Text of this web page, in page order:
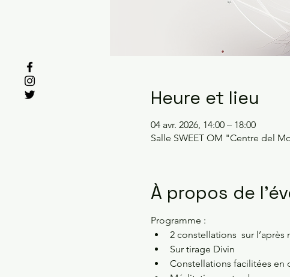
Heure et lieu
04 avr. 2026, 14:00 – 18:00
Salle SWEET OM "Centre del
À propos de
Programme :
2 constellations  sur l’après
Sur tirage Divin
Constellations facilitées en